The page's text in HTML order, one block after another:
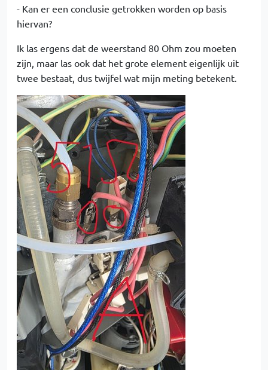
- Kan er een conclusie getrokken worden op basis
hiervan?
Ik las ergens dat de weerstand 80 Ohm zou moeten
zijn, maar las ook dat het grote element eigenlijk uit
twee bestaat, dus twijfel wat mijn meting betekent.